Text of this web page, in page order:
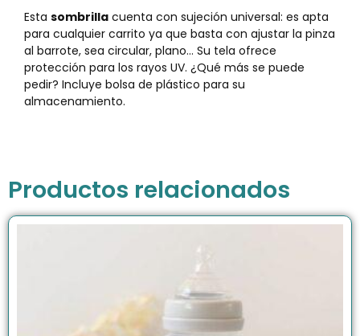
Esta sombrilla cuenta con sujeción universal: es apta
para cualquier carrito ya que basta con ajustar la pinza
al barrote, sea circular, plano… Su tela ofrece
protección para los rayos UV. ¿Qué más se puede
pedir? Incluye bolsa de plástico para su
almacenamiento.
Productos relacionados